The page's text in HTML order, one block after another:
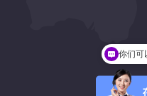
你们可